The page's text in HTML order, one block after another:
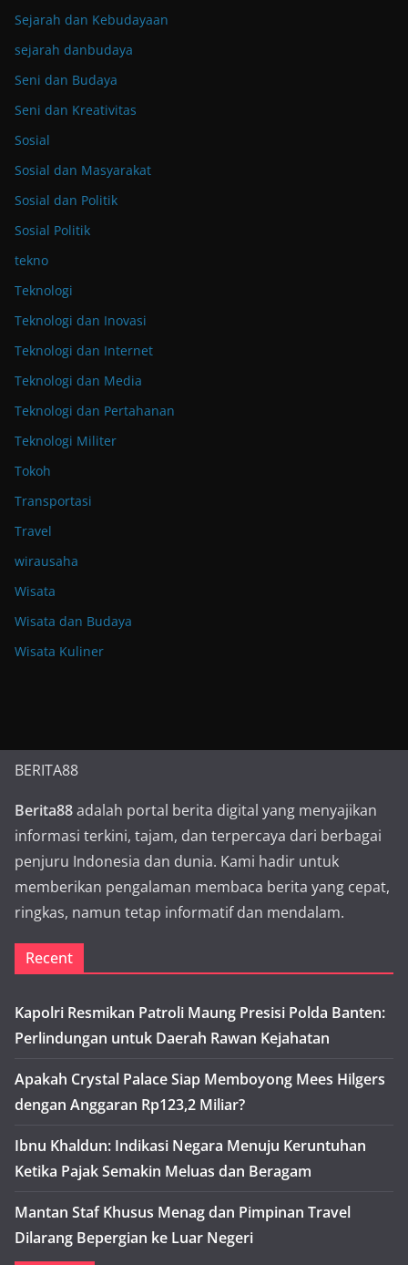
Sejarah dan Kebudayaan
sejarah danbudaya
Seni dan Budaya
Seni dan Kreativitas
Sosial
Sosial dan Masyarakat
Sosial dan Politik
Sosial Politik
tekno
Teknologi
Teknologi dan Inovasi
Teknologi dan Internet
Teknologi dan Media
Teknologi dan Pertahanan
Teknologi Militer
Tokoh
Transportasi
Travel
wirausaha
Wisata
Wisata dan Budaya
Wisata Kuliner
BERITA88
Berita88adalah portal berita digital yang menyajikan
informasi terkini, tajam, dan terpercaya dari berbagai
penjuru Indonesia dan dunia. Kami hadir untuk
memberikan pengalaman membaca berita yang cepat,
ringkas, namun tetap informatif dan mendalam.
Recent
Kapolri Resmikan Patroli Maung Presisi Polda Banten:
Perlindungan untuk Daerah Rawan Kejahatan
Apakah Crystal Palace Siap Memboyong Mees Hilgers
dengan Anggaran Rp123,2 Miliar?
Ibnu Khaldun: Indikasi Negara Menuju Keruntuhan
Ketika Pajak Semakin Meluas dan Beragam
Mantan Staf Khusus Menag dan Pimpinan Travel
Dilarang Bepergian ke Luar Negeri